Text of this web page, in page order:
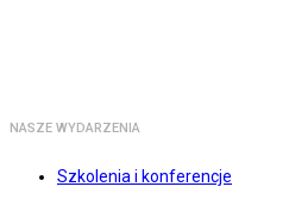
NASZE WYDARZENIA
Szkolenia i konferencje